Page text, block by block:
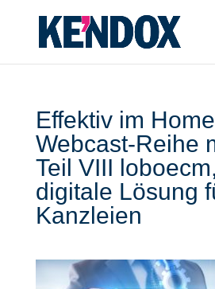
Effektiv im
Webcast-Reihe
Teil VIII
digitale Lösung
Kanzleien